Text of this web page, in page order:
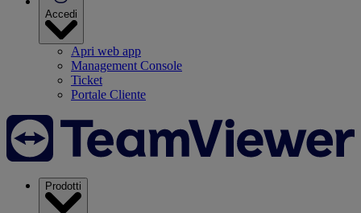
Accedi
Apri web app
Management Console
Ticket
Portale Cliente
Prodotti